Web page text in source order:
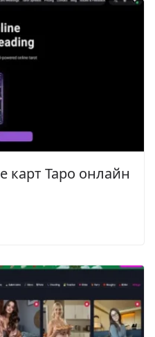
карт Таро онлайн